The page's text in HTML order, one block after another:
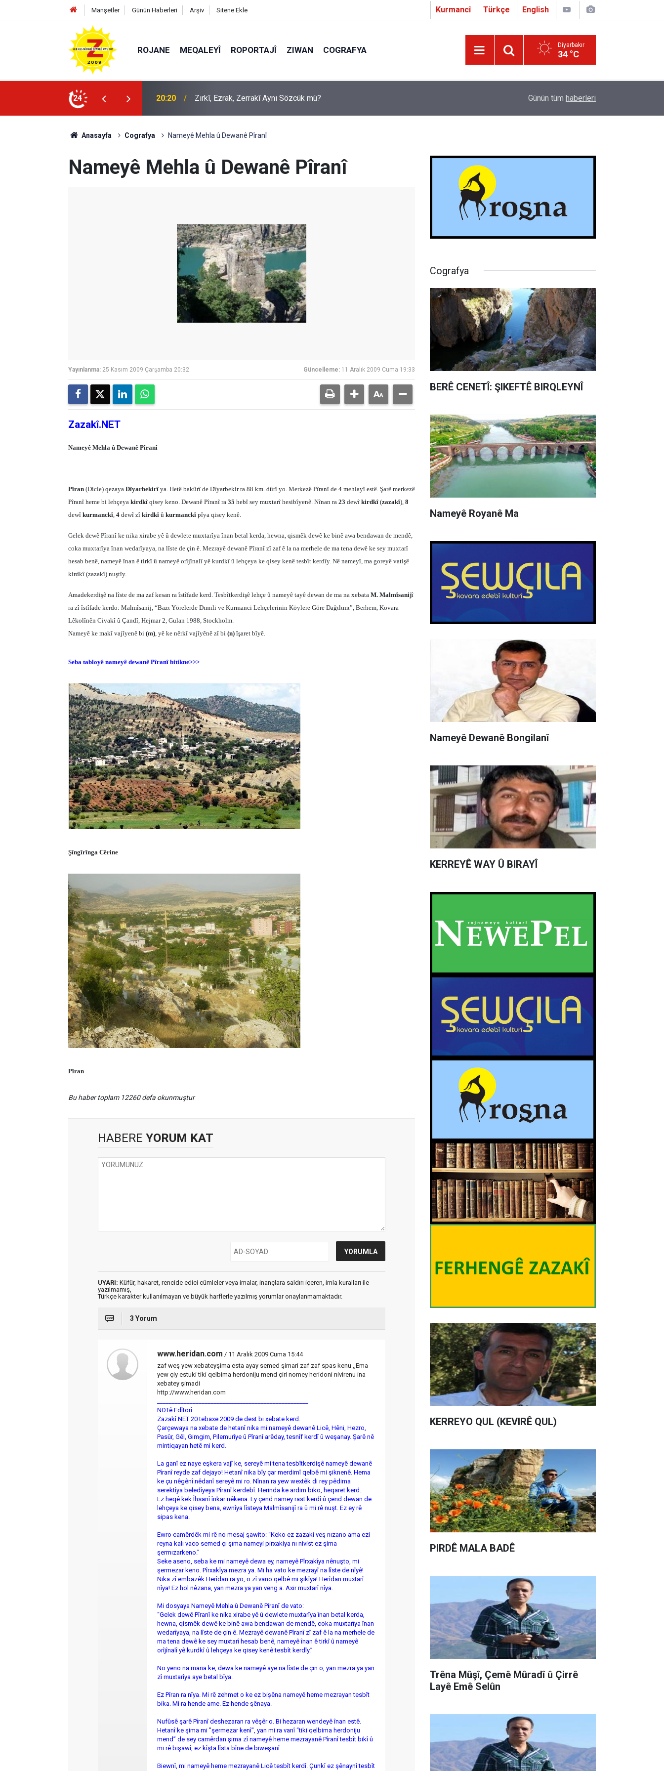
Manşetler Günün Haberleri Arşiv Sitene Ekle Kurmancî Türkçe English
ROJANE MEQALEYÎ ROPORTAJÎ ZIWAN COGRAFYA Diyarbakır
34 °C
24 09:56 Ji Zilma Partîzanan Nimûneyeka Piçûk Çapo 3. o Hîrakerde yê Ferhengê Zazakî-Tirkî
Günün tüm haberleri
Anasayfa Cografya Nameyê Mehla û Dewanê Pîranî
Nameyê Mehla û Dewanê Pîranî
Yayınlanma: 25 Kasım 2009 Çarşamba 20:32 Güncelleme: 11 Aralık 2009 Cuma 19:33
Zazakî.NET
Nameyê Mehla û Dewanê Pîranî
Pîran (Dicle) qezaya Dîyarbekirî ya. Hetê bakûrî de Dîyarbekir ra 88 km. dûrî yo. Merkezê Pîranî de 4 mehlayî estê. Şarê merkezê
Pîranî heme bi lehçeya kirdkî qisey keno. Dewanê Pîranî ra 35 hebî sey muxtarî hesibîyenê. Nînan ra 23 dewî kirdkî (zazakî), 8
dewî kurmanckî, 4 dewî zî kirdkî û kurmanckî pîya qisey kenê.
Gelek dewê Pîranî ke nika xirabe yê û dewlete muxtarîya înan betal kerda, hewna, qismêk dewê ke binê awa bendawan de mendê,
coka muxtarîya înan wedarîyaya, na lîste de çin ê. Mezrayê dewanê Pîranî zî zaf ê la na merhele de ma tena dewê ke sey muxtarî
hesab benê, nameyê înan ê tirkî û nameyê orîjînalî yê kurdkî û lehçeya ke qisey kenê tesbît kerdîy. Nê nameyî, ma goreyê vatişê
kirdkî (zazakî) nuştîy.
Amadekerdişê na lîste de ma zaf kesan ra îstîfade kerd. Tesbîtkerdişê lehçe û nameyê tayê dewan de ma na xebata M. Malmîsanijî
ra zî îstîfade kerdo: Malmîsanij, “Bazι Yörelerde Dιmιli ve Kurmanci Lehçelerinin Köylere Göre Dağιlιmι”, Berhem, Kovara
Lêkolînên Civakî û Çandî, Hejmar 2, Gulan 1988, Stockholm.
Nameyê ke makî vajîyenê bi (m), yê ke nêrkî vajîyênê zî bi (n) îşaret bîyê.
Seba tabloyê nameyê dewanê Pîranî bitikne>>>
Şîngîrînga Cêrine
Pîran
Bu haber toplam 12260 defa okunmuştur
HABERE YORUM KAT
UYARI: Küfür, hakaret, rencide edici cümleler veya imalar, inançlara saldırı içeren, imla kuralları ile
yazılmamış,
Türkçe karakter kullanılmayan ve büyük harflerle yazılmış yorumlar onaylanmamaktadır.
3 Yorum
www.heridan.com / 11 Aralık 2009 Cuma 15:44
zaf weş yew xebateyşima esta ayay semed şimari zaf zaf spas kenu ,,Ema
yew çiy estuki tiki qelbima herdoniju mend çiri nomey heridoni nivirenu ina
xebatey şimadi
http://www.heridan.com
NOTê Edîtorî:
Zazakî.NET 20 tebaxe 2009 de dest bi xebate kerd.
Çarçewaya na xebate de hetanî nika mi nameyê dewanê Licê, Hêni, Hezro,
Pasûr, Gêl, Gimgim, Pilemurîye û Pîranî arêday, tesnîf kerdî û weşanay. Şarê nê
mintiqayan hetê mi kerd.
La ganî ez naye eşkera vajî ke, sereyê mi tena tesbîtkerdişê nameyê dewanê
Pîranî reyde zaf dejayo! Hetanî nika bîy çar merdimî qelbê mi şiknenê. Hema
ke çu nêgênî nêdanî sereyê mi ro. Nînan ra yew wextêk di rey pêdima
serektîya beledîyeya Pîranî kerdebî. Herinda ke ardim biko, heqaret kerd.
Ez heqê kek Îhsanî înkar nêkena. Ey çend namey rast kerdî û çend dewan de
lehçeya ke qisey bena, ewnîya lîsteya Malmîsanijî ra û mi rê nuşt. Ez ey rê
sipas kena.
Ewro camêrdêk mi rê no mesaj şawito: “Keko ez zazaki veş nızano ama ezi
reyna kalı vaco semed çı şıma nameyi pirxakiya nı nivist ez şima
şermızarkeno.”
Seke aseno, seba ke mi nameyê dewa ey, nameyê Pîrxakîya nênuşto, mi
şermezar keno. Pîrxakîya mezra ya. Mi ha vato ke mezrayî na lîste de nîyê!
Nika zî embazêk Herîdan ra yo, o zî vano qelbê mi şikîya! Herîdan muxtarî
nîya! Ez hol nêzana, yan mezra ya yan veng a. Axir muxtarî nîya.
Mi dosyaya Nameyê Mehla û Dewanê Pîranî de vato:
“Gelek dewê Pîranî ke nika xirabe yê û dewlete muxtarîya înan betal kerda,
hewna, qismêk dewê ke binê awa bendawan de mendê, coka muxtarîya înan
wedarîyaya, na lîste de çin ê. Mezrayê dewanê Pîranî zî zaf ê la na merhele de
ma tena dewê ke sey muxtarî hesab benê, nameyê înan ê tirkî û nameyê
orîjînalî yê kurdkî û lehçeya ke qisey kenê tesbît kerdîy.”
No yeno na mana ke, dewa ke nameyê aye na lîste de çin o, yan mezra ya yan
zî muxtarîya aye betal bîya.
Ez Pîran ra nîya. Mi rê zehmet o ke ez bişêna nameyê heme mezrayan tesbît
bika. Mi ra hende ame. Ez hende şênaya.
Nufûsê şarê Pîranî deshezaran ra vêşêr o. Bi hezaran wendeyê înan estê.
Hetanî ke şima mi "şermezar kenî", yan mi ra vanî “tiki qelbima herdoniju
mend” de sey camêrdan şima zî nameyê heme mezrayanê Pîranî tesbît bikî û
mi rê bişawî, ez kîşta lîsta bîne de biweşanî.
Biewnî, mi nameyê heme mezrayanê Licê tesbît kerdî. Çunkî ez şênaynî tesbît
Cografya
BERÊ CENETÎ: ŞIKEFTÊ BIRQLEYNÎ
Nameyê Royanê Ma
Nameyê Dewanê Bongilanî
KERREYÊ WAY Û BIRAYÎ
KERREYO QUL (KEVIRÊ QUL)
PIRDÊ MALA BADÊ
Trêna Mûşî, Çemê Mûradî û Çirrê
Layê Emê Selûn